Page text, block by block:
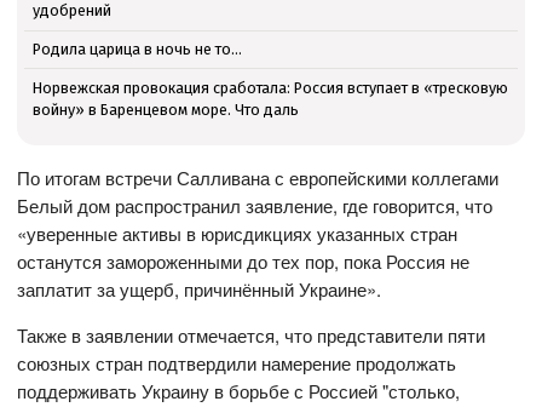
удобрений
Родила царица в ночь не то…
Норвежская провокация сработала: Россия вступает в «тресковую
войну» в Баренцевом море. Что даль
По итогам встречи Салливана с европейскими коллегами
Белый дом распространил заявление, где говорится, что
«уверенные активы в юрисдикциях указанных стран
останутся замороженными до тех пор, пока Россия не
заплатит за ущерб, причинённый Украине».
Также в заявлении отмечается, что представители пяти
союзных стран подтвердили намерение продолжать
поддерживать Украину в борьбе с Россией "столько,